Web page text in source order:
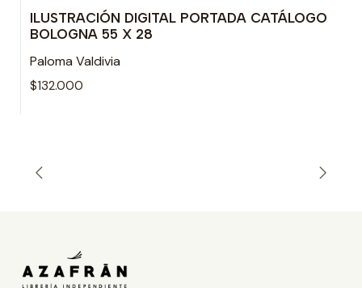
ILUSTRACIÓN DIGITAL PORTADA CATÁLOGO
BOLOGNA 55 X 28
Paloma Valdivia
$132.000